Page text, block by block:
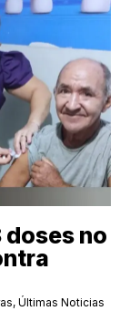
no
,Últimas Noticias